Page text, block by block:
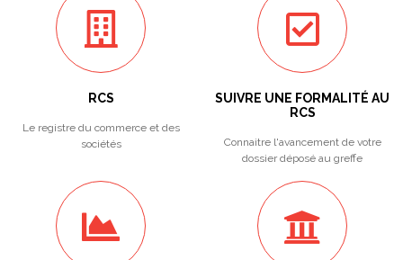
RCS
Le registre du commerce et des
sociétés
SUIVRE UNE FORMALITÉ AU
RCS
Connaitre l'avancement de votre
dossier déposé au greffe